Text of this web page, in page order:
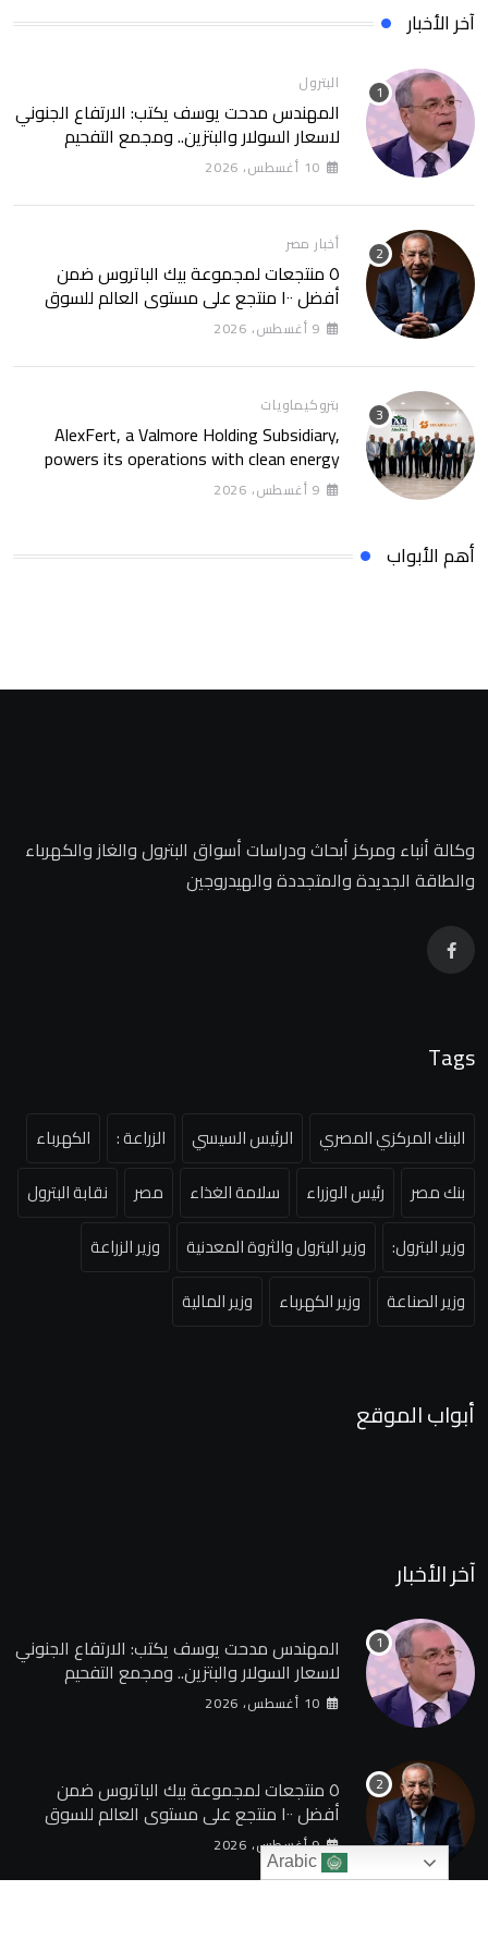
آخر الأخبار
البترول
المهندس مدحت يوسف يكتب: الارتفاع الجنوني
لاسعار السولار والبتزين.. ومجمع التفحيم
للمازوت بشركة السويس
10 أغسطس، 2026
أخبار مصر
٥ منتجعات لمجموعة بيك الباتروس ضمن
أفضل ١٠٠ منتجع على مستوى العالم للسوق
الروسى
9 أغسطس، 2026
بتروكيماويات
AlexFert, a Valmore Holding Subsidiary,
powers its operations with clean energy
through a 30-year partnership with
SolarizEgypt
9 أغسطس، 2026
أهم الأبواب
وكالة أنباء ومركز أبحاث ودراسات أسواق البترول والغاز والكهرباء
والطاقة الجديدة والمتجددة والهيدروجين
Tags
البنك المركزي المصري الرئيس السيسي الزراعة :
الكهرباء
بنك مصر
رئيس الوزراء سلامة الغذاء مصر
نقابة البترول
وزير البترول:
وزير البترول والثروة المعدنية
وزير الزراعة
وزير الصناعة
وزير الكهرباء وزير المالية
أبواب الموقع
آخر الأخبار
المهندس مدحت يوسف يكتب: الارتفاع الجنوني
لاسعار السولار والبتزين.. ومجمع التفحيم
للمازوت بشركة السويس
10 أغسطس، 2026
٥ منتجعات لمجموعة بيك الباتروس ضمن
أفضل ١٠٠ منتجع على مستوى العالم للسوق
الروسى
9 أغسطس، 2026